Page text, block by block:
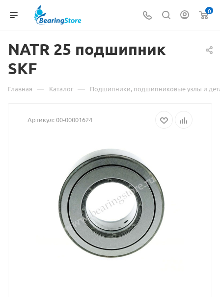
0
NATR 25 Материал
товаре
25
подшипник
SKF
взят
с
сайта
https://
по
ссылке
подшипник
SKF
Главная — Каталог — Подшипники, подшипниковые узлы и
Артикул:00-00001624